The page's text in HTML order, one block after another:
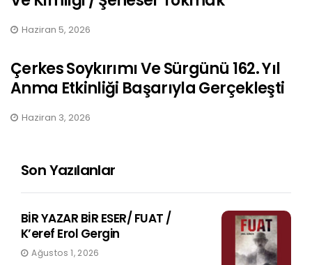
Haziran 5, 2026
Çerkes Soykırımı Ve Sürgünü 162. Yıl
Anma Etkinliği Başarıyla Gerçekleşti
Haziran 3, 2026
Son Yazılanlar
BİR YAZAR BİR ESER/ FUAT /
K’eref Erol Gergin
Ağustos 1, 2026